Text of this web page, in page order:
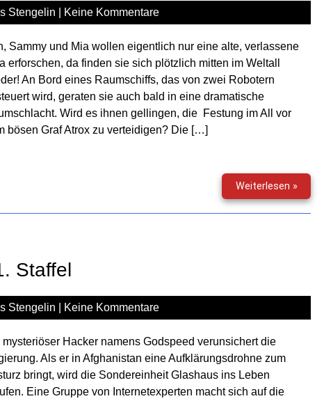
Stengelin Keine Kommentare
Sammy und Mia wollen eigentlich nur eine alte, verlassene
erforschen, da finden sie sich plötzlich mitten im Weltall
An Bord eines Raumschiffs, das von zwei Robotern
wird, geraten sie auch bald in eine dramatische
Wird es ihnen gellingen, die Festung im All vor
bösen Graf Atrox zu verteidigen? Die […]
Weiterlesen »
(01)
–
Staffel
Stengelin Keine Kommentare
mysteriöser Hacker namens Godspeed verunsichert die
Als er in Afghanistan eine Aufklärungsdrohne zum
bringt, wird die Sondereinheit Glashaus ins Leben
Eine Gruppe von Internetexperten macht sich auf die